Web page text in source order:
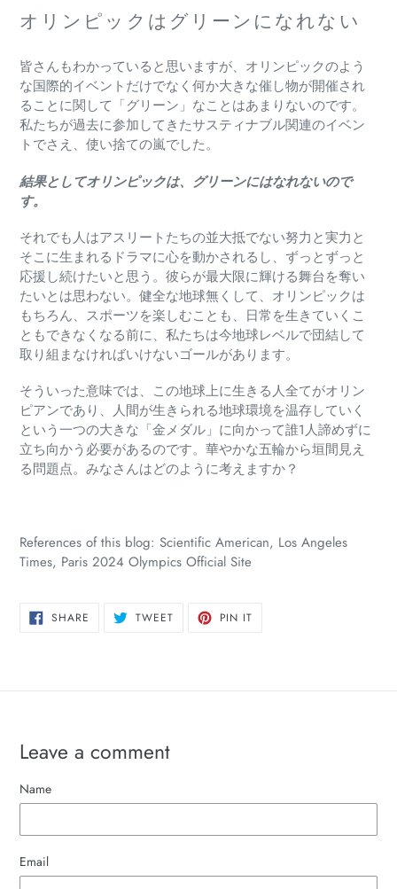
オリンピックはグリーンになれない
皆さんもわかっていると思いますが、オリンピックのよう
な国際的イベントだけでなく何か大きな催し物が開催され
ることに関して「グリーン」なことはあまりないのです。
私たちが過去に参加してきたサスティナブル関連のイベン
トでさえ、使い捨ての嵐でした。
結果としてオリンピックは、グリーンにはなれないので
す。
それでも人はアスリートたちの並大抵でない努力と実力と
そこに生まれるドラマに心を動かされるし、ずっとずっと
応援し続けたいと思う。彼らが最大限に輝ける舞台を奪い
たいとは思わない。健全な地球無くして、オリンピックは
もちろん、スポーツを楽しむことも、日常を生きていくこ
ともできなくなる前に、私たちは今地球レベルで団結して
取り組まなければいけないゴールがあります。
そういった意味では、この地球上に生きる人全てがオリン
ピアンであり、人間が生きられる地球環境を温存していく
という一つの大きな「金メダル」に向かって誰1人諦めずに
立ち向かう必要があるのです。華やかな五輪から垣間見え
る問題点。みなさんはどのように考えますか？
References of this blog: Scientific American, Los Angeles
Times, Paris 2024 Olympics Official Site
SHARE SHARE TWEETTWEET PIN IT
Leave a comment
Name
Email